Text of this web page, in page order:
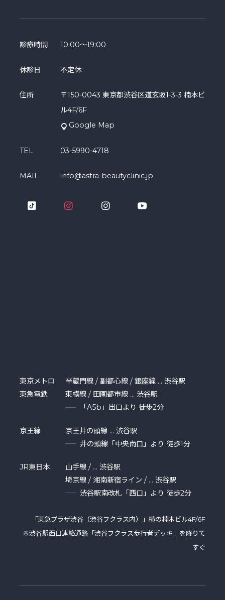
診療時間 10:00～19:00
休診日 不定休
住所
〒150-0043 東京都渋谷区道玄坂1-3-3 楠本ビ
ル4F/6F
Google Map
TEL 03-5990-4718
MAIL info@astra-beautyclinic.jp
東京メトロ
東急電鉄
半蔵門線 / 副都心線 / 銀座線 … 渋谷駅
東横線 / 田園都市線 … 渋谷駅
「A5b」出口より 徒歩2分
京王線
京王井の頭線 … 渋谷駅
井の頭線「中央南口」より 徒歩1分
JR東日本
山手線 / … 渋谷駅
埼京線 / 湘南新宿ライン / … 渋谷駅
渋谷駅南改札「西口」より 徒歩2分
「東急プラザ渋⾕（渋谷フクラス内）」横の楠本ビル4F/6F
※渋谷駅西口連絡通路「渋谷フクラス歩行者デッキ」を降りて
すぐ